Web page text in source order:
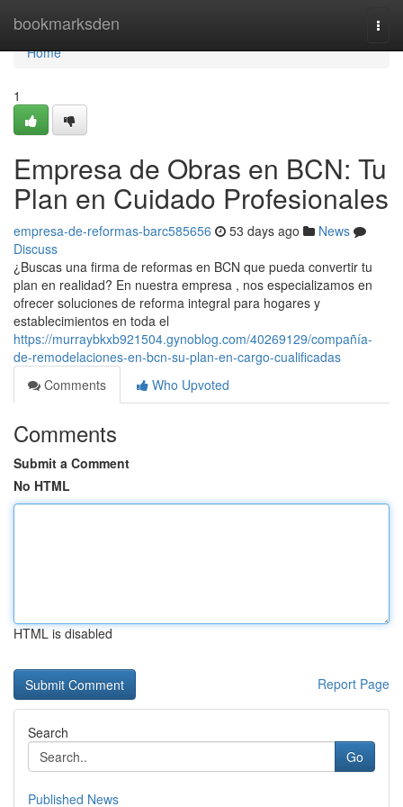
bookmarksden
Home
Home
1
Empresa de Obras en BCN: Tu
Plan en Cuidado Profesionales
empresa-de-reformas-barc585656 53 days ago
News
Discuss
¿Buscas una firma de reformas en BCN que pueda convertir tu
plan en realidad? En nuestra empresa , nos especializamos en
ofrecer soluciones de reforma integral para hogares y
establecimientos en toda el
https://murraybkxb921504.gynoblog.com/40269129/compañía-
de-remodelaciones-en-bcn-su-plan-en-cargo-cualificadas
Comments
Who Upvoted
Comments
Submit a Comment
No HTML
HTML is disabled
Report Page
Search
Go
Published News